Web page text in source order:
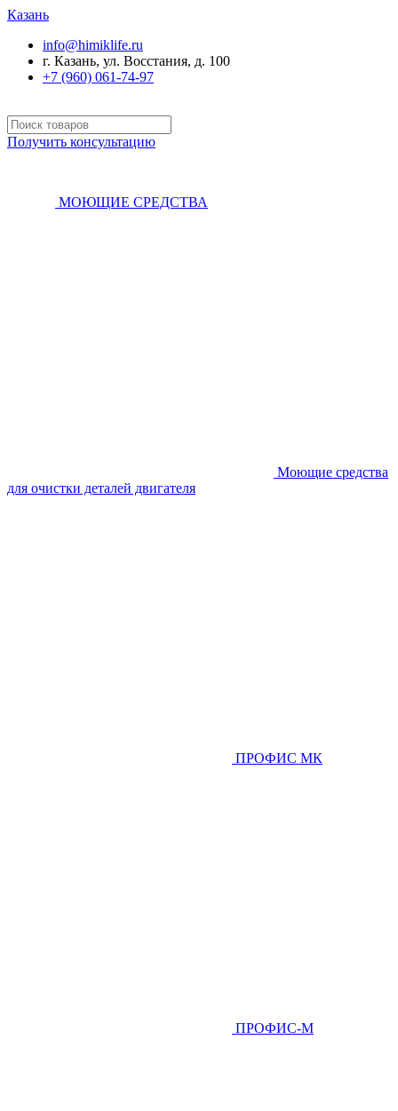
Казань
info@himiklife.ru
г. Казань, ул. Восстания, д. 100
+7 (960) 061-74-97
Получить консультацию
МОЮЩИЕ СРЕДСТВА
Моющие средства
для очистки деталей двигателя
ПРОФИС МК
ПРОФИС-М